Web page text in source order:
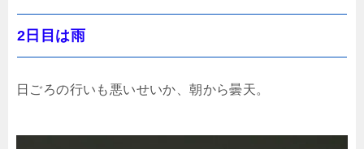
2日目は雨
日ごろの行いも悪いせいか、朝から曇天。